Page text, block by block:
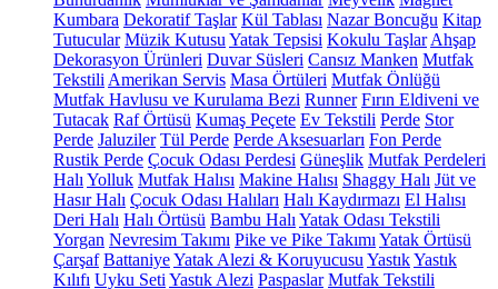
Kumbara Dekoratif Taşlar Kül Tablası Nazar Boncuğu Kitap
Tutucular Müzik Kutusu Yatak Tepsisi Kokulu Taşlar Ahşap
Dekorasyon Ürünleri Duvar Süsleri Cansız Manken Mutfak
Tekstili Amerikan Servis Masa Örtüleri Mutfak Önlüğü
Mutfak Havlusu ve Kurulama Bezi Runner Fırın Eldiveni ve
Tutacak Raf Örtüsü Kumaş Peçete Ev Tekstili Perde Stor
Perde Jaluziler Tül Perde Perde Aksesuarları Fon Perde
Rustik Perde Çocuk Odası Perdesi Güneşlik Mutfak Perdeleri
Halı Yolluk Mutfak Halısı Makine Halısı Shaggy Halı Jüt ve
Hasır Halı Çocuk Odası Halıları Halı Kaydırmazı El Halısı
Deri Halı Halı Örtüsü Bambu Halı Yatak Odası Tekstili
Yorgan Nevresim Takımı Pike ve Pike Takımı Yatak Örtüsü
Çarşaf BattaniyeYatak Alezi & Koruyucusu YastıkYastık
Kılıfı Uyku Seti Yastık Alezi Paspaslar Mutfak Tekstili